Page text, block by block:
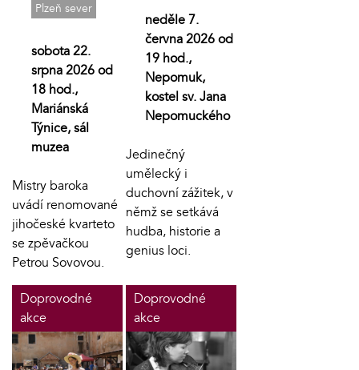
Plzeň sever
sobota 22.
srpna 2026 od
18 hod.,
Mariánská
Týnice, sál
muzea
Mistry baroka
uvádí renomované
jihočeské kvarteto
se zpěvačkou
Petrou Sovovou.
neděle 7.
června 2026 od
19 hod.,
Nepomuk,
kostel sv. Jana
Nepomuckého
Jedinečný
umělecký i
duchovní zážitek, v
němž se setkává
hudba, historie a
genius loci.
Doprovodné
akce
Doprovodné
akce